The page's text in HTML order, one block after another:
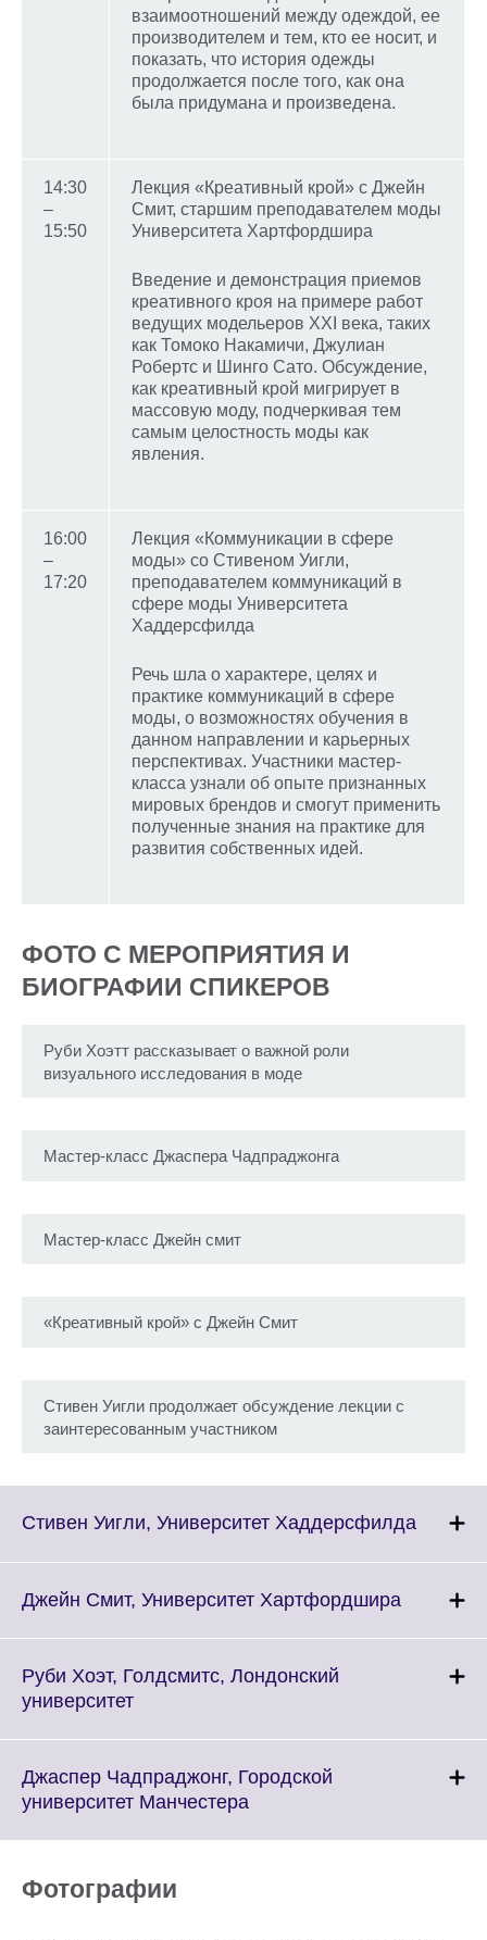
взаимоотношений между одеждой, ее
производителем и тем, кто ее носит, и
показать, что история одежды
продолжается после того, как она
была придумана и произведена.
14:30
–
15:50
Лекция «Креативный крой» с Джейн
Смит, старшим преподавателем моды
Университета Хартфордшира
Введение и демонстрация приемов
креативного кроя на примере работ
ведущих модельеров XXI века, таких
как Томоко Накамичи, Джулиан
Робертс и Шинго Сато. Обсуждение,
как креативный крой мигрирует в
массовую моду, подчеркивая тем
самым целостность моды как
явления.
16:00
–
17:20
Лекция «Коммуникации в сфере
моды» со Стивеном Уигли,
преподавателем коммуникаций в
сфере моды Университета
Хаддерсфилда
Речь шла о характере, целях и
практике коммуникаций в сфере
моды, о возможностях обучения в
данном направлении и карьерных
перспективах. Участники мастер-
класса узнали об опыте признанных
мировых брендов и смогут применить
полученные знания на практике для
развития собственных идей.
ФОТО С МЕРОПРИЯТИЯ И
БИОГРАФИИ СПИКЕРОВ
Руби Хоэтт рассказывает о важной роли
визуального исследования в моде
Мастер-класс Джаспера Чадпраджонга
Мастер-класс Джейн смит
«Креативный крой» c Джейн Смит
Стивен Уигли продолжает обсуждение лекции с
заинтересованным участником
Стивен Уигли, Университет Хаддерсфилда Click
More
Джейн Смит, Университет Хартфордшира
Руби Хоэт, Голдсмитс, Лондонский
университетClick
More
information
Джаспер Чадпраджонг, Городской
университет Манчестера
Фотографии